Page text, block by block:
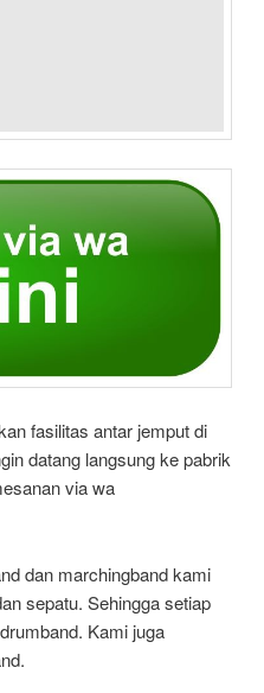
fasilitas antar jemput di
datang langsung ke pabrik
via wa
dan marchingband kami
sepatu. Sehingga setiap
Kami juga